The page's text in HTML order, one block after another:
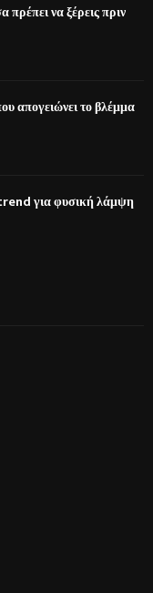
να ξέρεις πριν
απογειώνει το βλέμμα
για φυσική λάμψη